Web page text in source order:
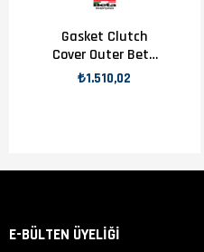
Gasket Clutch
Cover Outer Beta
Orj Yp B8-1
₺1.510,02
E-BÜLTEN ÜYELİĞİ